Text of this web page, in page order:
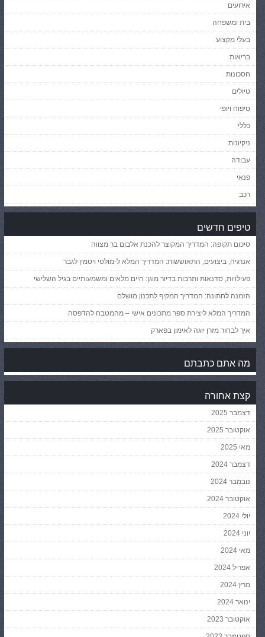
אירועים
בית ומשפחה
בעלי מקצוע
בריאות
חסכונות
טיולים
טיפוח ויופי
כללי
ניקיונות
עבודה
פנאי
רכב
טיפים חדשים
סיכום תקופה: המדריך המקוצר להכנת אלבום בר מצווה
אנרגיה, ביצועים, התאוששות: המדריך המלא ל-מולטי ויטמין לגבר
פעילויות, סדנאות ותרבות בדיור מוגן: חיים מלאים ומשמעותיים בגיל השלישי
הזמנה לחתונה: המדריך המקיף לתכנון מושלם
המדריך המלא ליצירת ספר מתכונים אישי – מהמטבח להדפסה
איך לבחור מזרן יוגה לאימון בפארק
מה אתם כתבתם
קצת אחורה
דצמבר 2025
אוקטובר 2025
מאי 2025
דצמבר 2024
נובמבר 2024
אוקטובר 2024
יולי 2024
יוני 2024
מאי 2024
אפריל 2024
מרץ 2024
ינואר 2024
אוקטובר 2023